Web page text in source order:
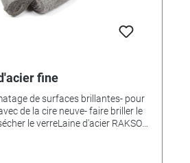
fine
de surfaces brillantes- pour
de la cire neuve- faire briller le
le verreLaine d'acier RAKSO8